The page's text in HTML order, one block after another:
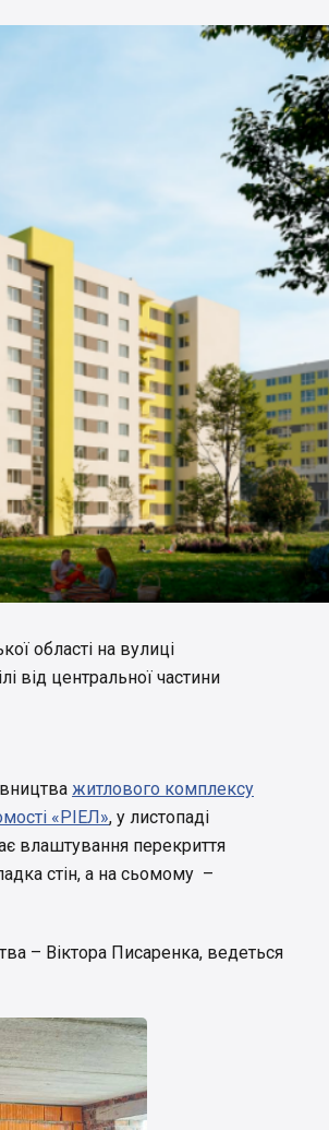
області на вулиці
від центральної частини
житлового комплексу
«РІЕЛ», у листопаді
влаштування перекриття
стін, а на сьомому –
– Віктора Писаренка, ведеться